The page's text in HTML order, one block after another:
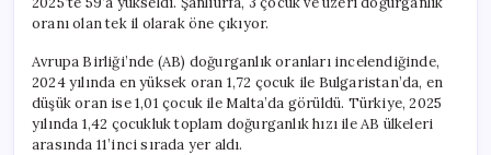
oranı olan tek il olarak öne çıkıyor.
Avrupa Birliği’nde (AB) doğurganlık oranları incelendiğinde,
2024 yılında en yüksek oran 1,72 çocuk ile Bulgaristan’da, en
düşük oran ise 1,01 çocuk ile Malta’da görüldü. Türkiye, 2025
yılında 1,42 çocukluk toplam doğurganlık hızı ile AB ülkeleri
arasında 11’inci sırada yer aldı.